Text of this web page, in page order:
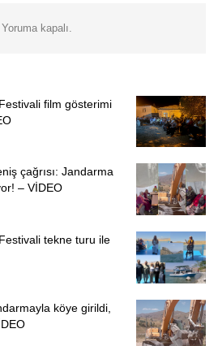
Yoruma kapalı.
film gösterimi
çağrısı: Jandarma
– VİDEO
tekne turu ile
köye girildi,